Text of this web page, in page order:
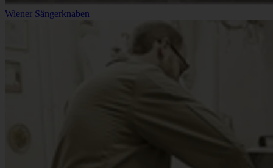
Wiener Sängerknaben